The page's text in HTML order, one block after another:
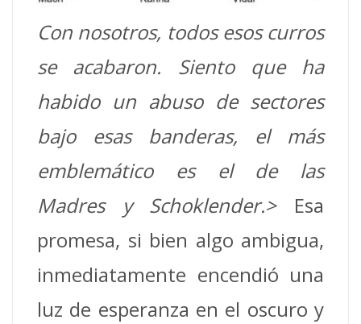
Con nosotros, todos esos curros
se acabaron. Siento que ha
habido un abuso de sectores
bajo esas banderas, el más
emblemático es el de las
Madres y Schoklender.>Esa
promesa, si bien algo ambigua,
inmediatamente encendió una
luz de esperanza en el oscuro y